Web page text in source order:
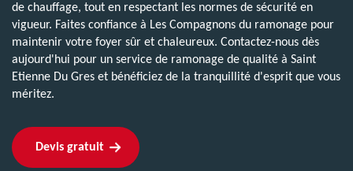
de chauffage, tout en respectant les normes de sécurité en
vigueur. Faites confiance à Les Compagnons du ramonage pour
maintenir votre foyer sûr et chaleureux. Contactez-nous dès
aujourd'hui pour un service de ramonage de qualité à Saint
Etienne Du Gres et bénéficiez de la tranquillité d'esprit que vous
méritez.
Devis gratuit